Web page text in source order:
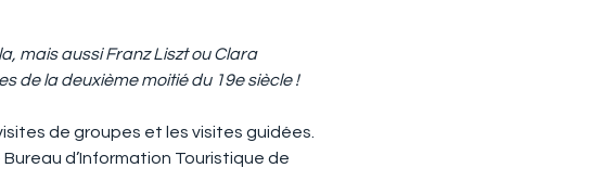
mais aussi Franz Liszt ou Clara
de la deuxième moitié du 19e siècle !
de groupes et les visites guidées.
d’Information Touristique de